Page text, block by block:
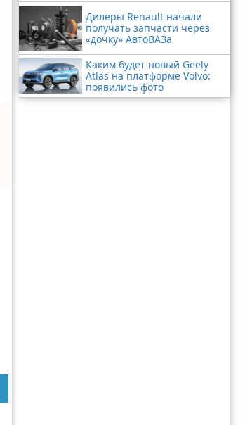
Дилеры Renault начали
получать запчасти через
«дочку» АвтоВАЗа
Каким будет новый Geely
Atlas на платформе Volvo:
появились фото